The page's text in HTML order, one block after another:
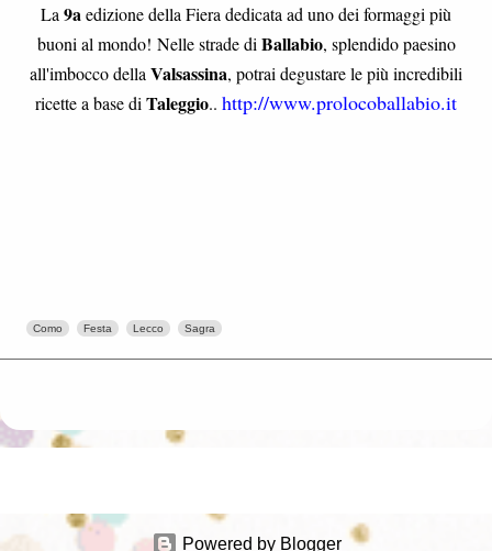
La9aedizione della Fiera dedicata ad uno dei formaggi più
buoni al mondo! Nelle strade diBallabio, splendido paesino
all'imbocco dellaValsassina, potrai degustare le più incredibili
ricette a base diTaleggio.. http://www.prolocoballabio.it
Como Festa Lecco Sagra
Powered by Blogger